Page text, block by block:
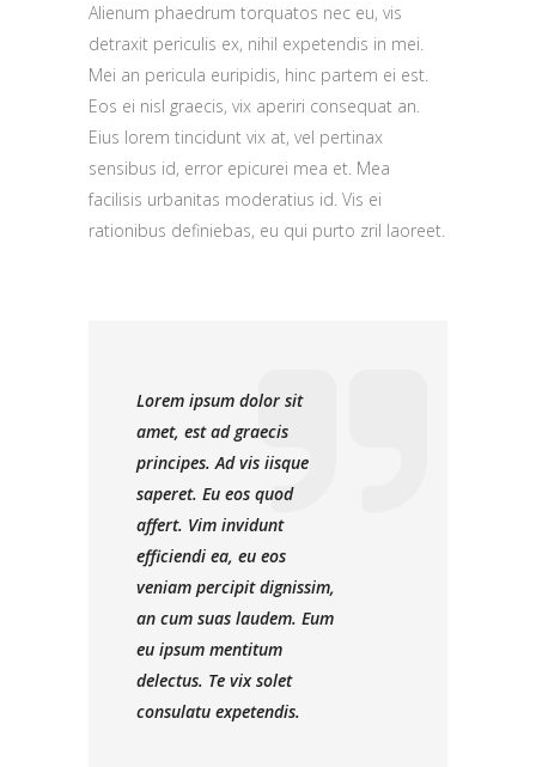
Alienum phaedrum torquatos nec eu, vis
detraxit periculis ex, nihil expetendis in mei.
Mei an pericula euripidis, hinc partem ei est.
Eos ei nisl graecis, vix aperiri consequat an.
Eius lorem tincidunt vix at, vel pertinax
sensibus id, error epicurei mea et. Mea
facilisis urbanitas moderatius id. Vis ei
rationibus definiebas, eu qui purto zril laoreet.
Lorem ipsum dolor sit
amet, est ad graecis
principes. Ad vis iisque
saperet. Eu eos quod
affert. Vim invidunt
efficiendi ea, eu eos
veniam percipit dignissim,
an cum suas laudem. Eum
eu ipsum mentitum
delectus. Te vix solet
consulatu expetendis.